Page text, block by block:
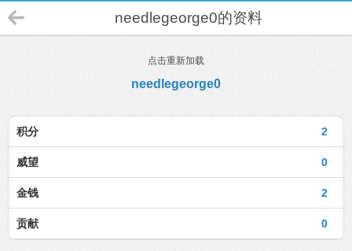
needlegeorge0的资料
点击重新加载
needlegeorge0
2
积分
0
威望
2
金钱
0
贡献